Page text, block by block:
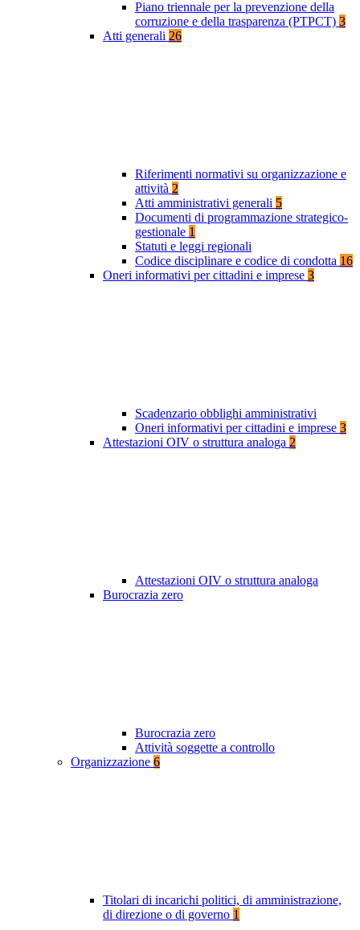
Piano triennale per la prevenzione della
corruzione e della trasparenza (PTPCT) 3
Atti generali 26
Riferimenti normativi su organizzazione e
attività 2
Atti amministrativi generali 5
Documenti di programmazione strategico-
gestionale 1
Statuti e leggi regionali
Codice disciplinare e codice di condotta 16
Oneri informativi per cittadini e imprese 3
Scadenzario obblighi amministrativi
Oneri informativi per cittadini e imprese 3
Attestazioni OIV o struttura analoga 2
Attestazioni OIV o struttura analoga
Burocrazia zero
Burocrazia zero
Attività soggette a controllo
Organizzazione 6
Titolari di incarichi politici, di amministrazione,
di direzione o di governo 1